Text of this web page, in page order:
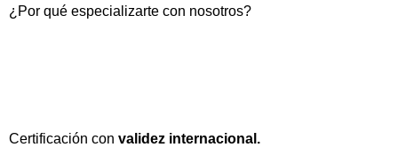
¿Por qué especializarte con nosotros?
Certificación con validez internacional.